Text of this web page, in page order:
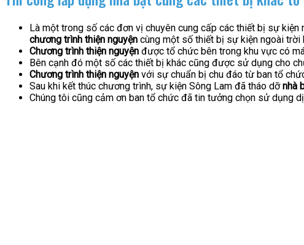
Là một trong số các đơn vị chuyên cung cấp các thiết bị sự
chương trình thiện nguyện cùng một số thiết bị sự kiện ngoài trời
Chương trình thiện nguyện được tổ chức bên trong khu vực có
Bên cạnh đó một số các thiết bị khác cũng được sử dụng cho
Chương trình thiện nguyện với sự chuẩn bị chu đáo từ ban tổ
Sau khi kết thúc chương trình, sự kiện Sông Lam đã tháo dỡnhà
Chúng tôi cũng cảm ơn ban tổ chức đã tin tưởng chọn sử dụng